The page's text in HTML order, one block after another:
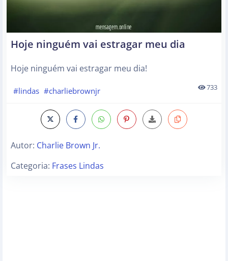
Hoje ninguém vai estragar meu dia
Hoje ninguém vai estragar meu dia!
#lindas #charliebrownjr 733
Autor: Charlie Brown Jr.
Categoria: Frases Lindas